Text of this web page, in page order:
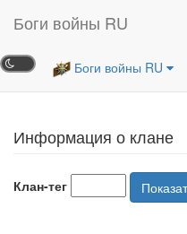
Боги войны RU
Боги войны RU
Информация о клане
Клан-тег